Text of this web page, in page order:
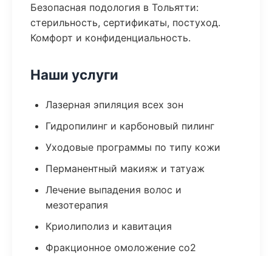
Безопасная подология в Тольятти:
стерильность, сертификаты, постуход.
Комфорт и конфиденциальность.
Наши услуги
Лазерная эпиляция всех зон
Гидропилинг и карбоновый пилинг
Уходовые программы по типу кожи
Перманентный макияж и татуаж
Лечение выпадения волос и
мезотерапия
Криолиполиз и кавитация
Фракционное омоложение co2